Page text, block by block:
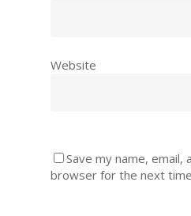
Website
Save my name, email,
browser for the next